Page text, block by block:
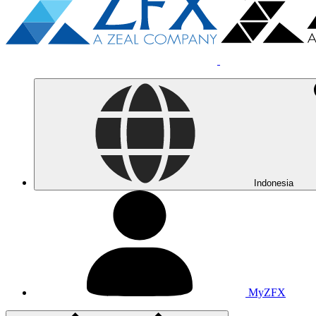
Indonesia
MyZFX